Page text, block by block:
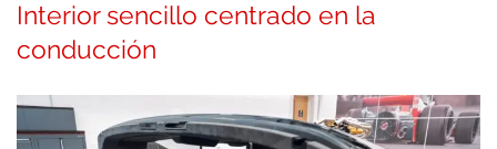
Interior sencillo centrado en la
conducción